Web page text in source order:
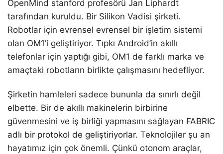
OpenMind stanford profesörü Jan Liphardt
tarafından kuruldu. Bir Silikon Vadisi şirketi.
Robotlar için evrensel evrensel bir işletim sistemi
olan OM1’i geliştiriyor. Tıpkı Android’in akıllı
telefonlar için yaptığı gibi, OM1 de farklı marka ve
amaçtaki robotların birlikte çalışmasını hedefliyor.
Şirketin hamleleri sadece bununla da sınırlı değil
elbette. Bir de akıllı makinelerin birbirine
güvenmesini ve iş birliği yapmasını sağlayan FABRIC
adlı bir protokol de geliştiriyorlar. Teknolojiler şu an
hayatımız için çok önemli. Çünkü otonom araçlar,